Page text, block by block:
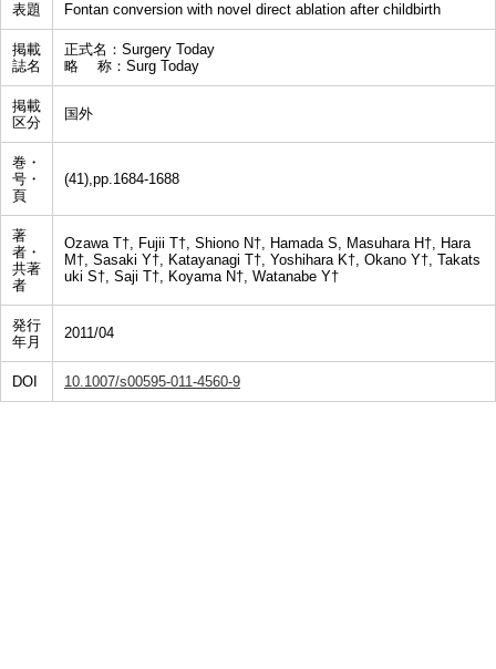
表題 Fontan conversion with novel direct ablation after childbirth
掲載
誌名
正式名：Surgery Today
略 称：Surg Today
掲載
区分
国外
巻・
号・
頁
(41),pp.1684-1688
著
者・
共著
者
Ozawa T†, Fujii T†, Shiono N†, Hamada S, Masuhara H†, Hara
M†, Sasaki Y†, Katayanagi T†, Yoshihara K†, Okano Y†, Takats
uki S†, Saji T†, Koyama N†, Watanabe Y†
発行
年月
2011/04
DOI 10.1007/s00595-011-4560-9